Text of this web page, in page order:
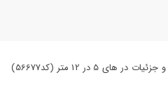
12 متر (کد56677)